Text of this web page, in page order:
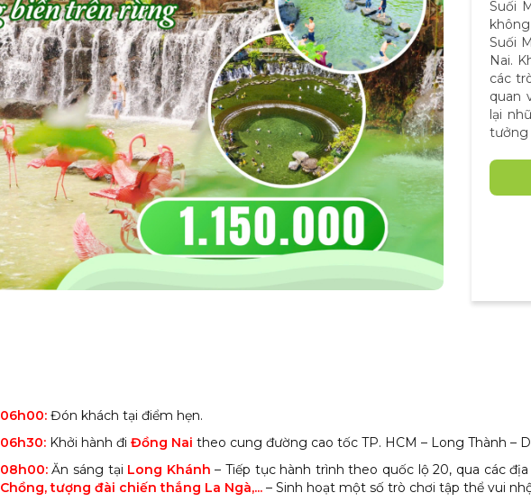
Suối
Suối
Nai.
các
quan
lại
tưởng
06h00:Đón khách tại điểm hẹn.
06h30:Khởi hành đi Đồng Nai theo cung đường cao tốc TP. HCM – Long Thành –
08h00:Ăn sáng tại Long Khánh – Tiếp tục hành trình theo quốc lộ 20, qua các
Chồng, tượng đài chiến thắng La Ngà,...– Sinh hoạt một số trò chơi tập thể vui